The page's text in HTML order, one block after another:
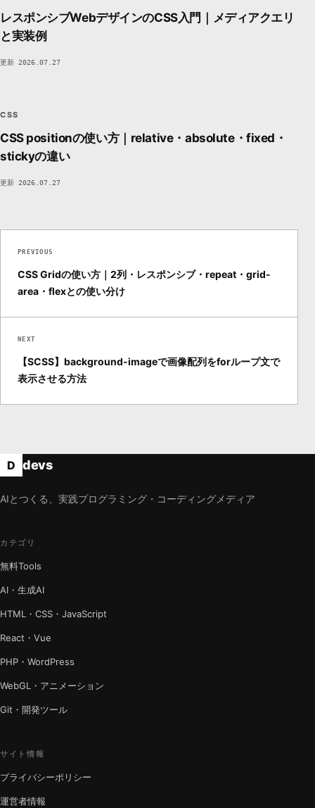
レスポンシブWebデザインのCSS入門｜メディアクエリ
と実装例
更新 2026.07.27
CSS
CSS positionの使い方｜relative・absolute・fixed・
stickyの違い
更新 2026.07.27
PREVIOUS
CSS Gridの使い方｜2列・レスポンシブ・repeat・grid-
area・flexとの使い分け
NEXT
【SCSS】background-imageで画像配列をforループ文で
表示させる方法
D devs
AIとつくる、実践プログラミング・コーディングメディア
カテゴリ
無料Tools
AI・生成AI
HTML・CSS・JavaScript
React・Vue
PHP・WordPress
WebGL・アニメーション
Git・開発ツール
サイト情報
プライバシーポリシー
運営者情報